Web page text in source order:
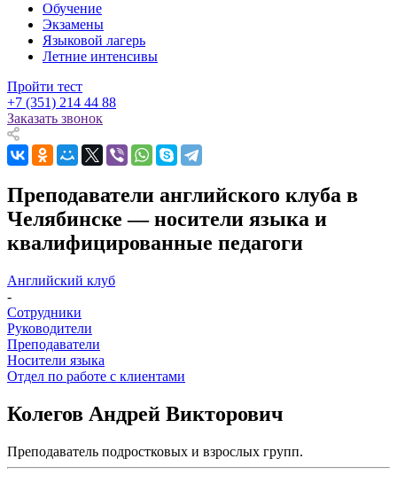
Обучение
Экзамены
Языковой лагерь
Летние интенсивы
Пройти тест
+7 (351) 214 44 88
Заказать звонок
Преподаватели английского клуба в
Челябинске — носители языка и
квалифицированные педагоги
Английский клуб
-
Сотрудники
Руководители
Преподаватели
Носители языка
Отдел по работе с клиентами
Колегов Андрей Викторович
Преподаватель подростковых и взрослых групп.